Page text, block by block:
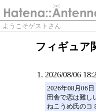
ようこそゲストさん
フィギュア
2026/08/06
2026年08月06日
田舎で恋は難し
ねこうめ氏のコ